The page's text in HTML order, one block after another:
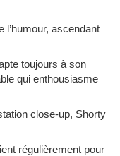
l’humour, ascendant
toujours à son
qui enthousiasme
close-up, Shorty
régulièrement pour